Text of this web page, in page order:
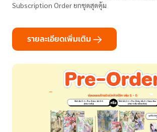
Subscription Order ยกชุดสุดคุ้ม
รายละเอียดเพิ่มเติม